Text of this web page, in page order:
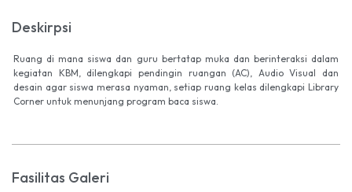
Deskirpsi
Ruang di mana siswa dan guru bertatap muka dan berinteraksi dalam
kegiatan KBM, dilengkapi pendingin ruangan (AC), Audio Visual dan
desain agar siswa merasa nyaman, setiap ruang kelas dilengkapi Library
Corner untuk menunjang program baca siswa.
Fasilitas Galeri